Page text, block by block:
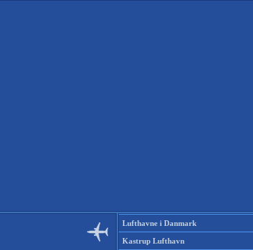
Lufthavne i Danmark
Kastrup Lufthavn